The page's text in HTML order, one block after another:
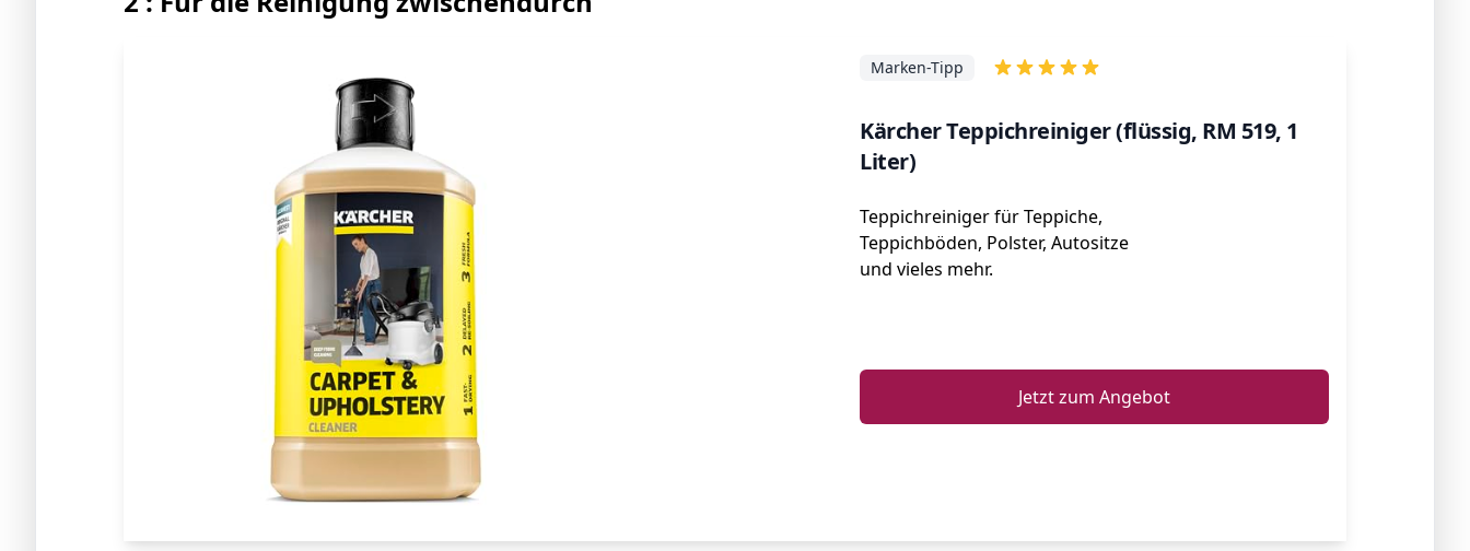
Kärcher Teppichreiniger (flüssig, RM 519, 1
Liter)
Marken-Tipp
Teppichreiniger für Teppiche,
Teppichböden, Polster, Autositze
und vieles mehr.
Jetzt zum Angebot